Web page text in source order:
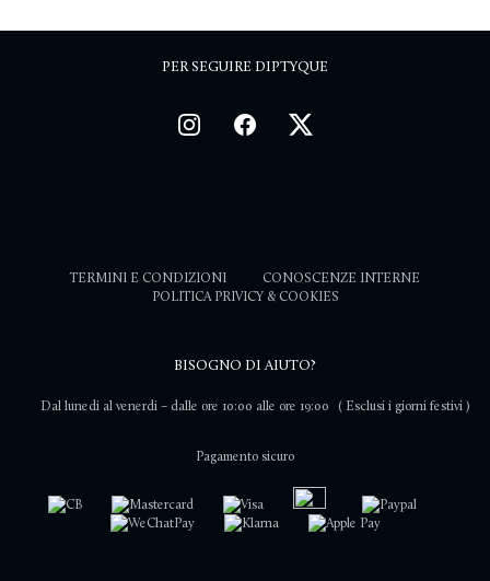
PER SEGUIRE DIPTYQUE
TERMINI E CONDIZIONI
CONOSCENZE INTERNE
POLITICA PRIVICY & COOKIES
BISOGNO DI AIUTO?
Dal lunedi al venerdi – dalle ore 10:00 alle ore 19:00 ( Esclusi i giorni festivi )
Pagamento sicuro